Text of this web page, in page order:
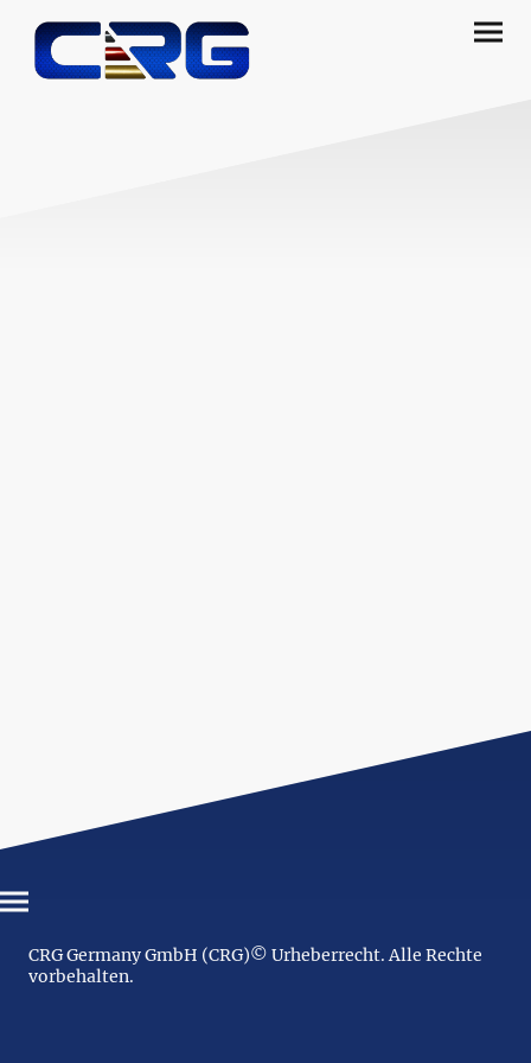
CRG Germany GmbH (CRG)© Urheberrecht. Alle Rechte
vorbehalten.